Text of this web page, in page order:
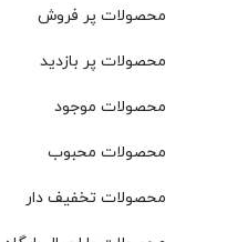
محصولات پر فروش
محصولات پر بازدید
محصولات موجود
محصولات محبوب
محصولات تخفیف دار